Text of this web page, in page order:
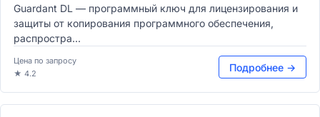
Guardant DL — программный ключ для лицензирования и
защиты от копирования программного обеспечения,
распростра...
Цена по запросу
★ 4.2
Подробнее →